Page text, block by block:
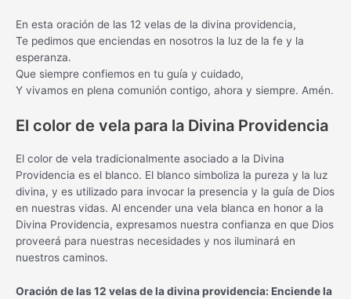
En esta oración de las 12 velas de la divina providencia,
Te pedimos que enciendas en nosotros la luz de la fe y la
esperanza.
Que siempre confiemos en tu guía y cuidado,
Y vivamos en plena comunión contigo, ahora y siempre. Amén.
El color de vela para la Divina Providencia
El color de vela tradicionalmente asociado a la Divina
Providencia es el blanco. El blanco simboliza la pureza y la luz
divina, y es utilizado para invocar la presencia y la guía de Dios
en nuestras vidas. Al encender una vela blanca en honor a la
Divina Providencia, expresamos nuestra confianza en que Dios
proveerá para nuestras necesidades y nos iluminará en
nuestros caminos.
Oración de las 12 velas de la divina providencia: Enciende la